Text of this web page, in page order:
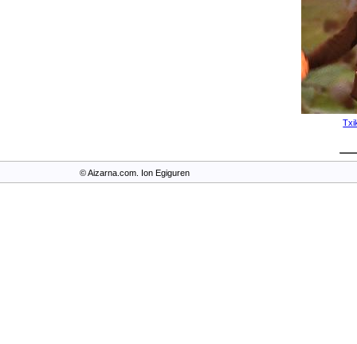
© Aizarna.com. Ion Egiguren